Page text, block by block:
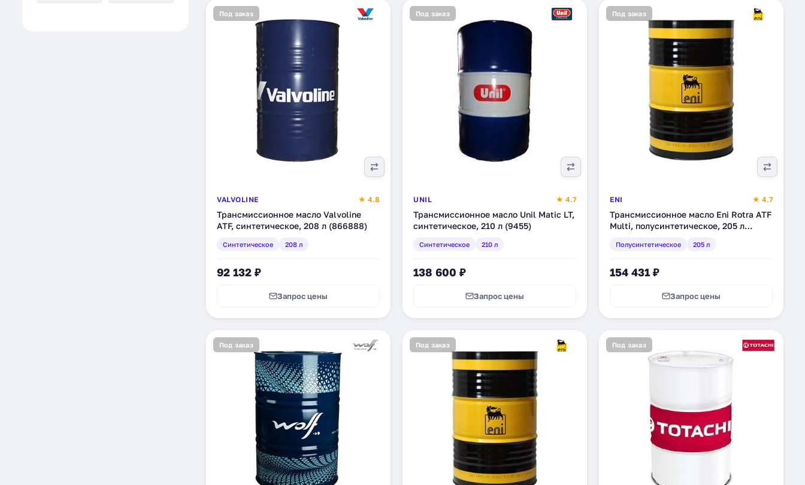
Под заказ
VALVOLINE ★ 4.8
Трансмиссионное масло Valvoline
ATF, синтетическое, 208 л (866888)
Синтетическое 208 л
92 132 ₽
Запрос цены
Под заказ
UNIL ★ 4.7
Трансмиссионное масло Unil Matic LT,
синтетическое, 210 л (9455)
Синтетическое 210 л
138 600 ₽
Запрос цены
Под заказ
ENI ★ 4.7
Трансмиссионное масло Eni Rotra ATF
Multi, полусинтетическое, 205 л
Полусинтетическое 205 л
154 431 ₽
Запрос цены
Под заказ Под заказ Под заказ